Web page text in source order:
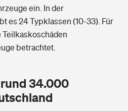
ein. In der
es 24 Typklassen (10-33). Für
betrachtet.
34.000